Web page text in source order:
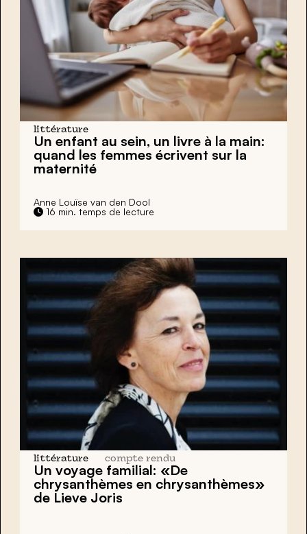
littérature
Un enfant au sein, un livre à la main:
quand les femmes écrivent sur la
maternité
Anne Louïse van den Dool
16 min. temps de lecture
littérature compte rendu
Un voyage familial: «De
chrysanthèmes en chrysanthèmes»
de Lieve Joris